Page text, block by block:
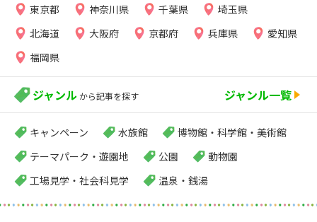
東京都 神奈川県 千葉県
埼玉県
北海道
大阪府 京都府 兵庫県
愛知県
福岡県
ジャンル から記事を探す ジャンル一覧
キャンペーン 水族館
博物館・科学館・美術館
テーマパーク・遊園地
公園
動物園
工場見学・社会科見学
温泉・銭湯